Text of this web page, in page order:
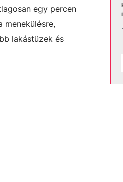
egy percen
menekülésre,
lakástüzek és